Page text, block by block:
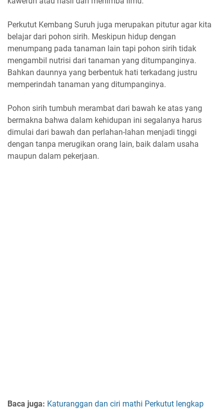
Perkutut Kembang Suruh juga merupakan pitutur agar kita
belajar dari pohon sirih. Meskipun hidup dengan
menumpang pada tanaman lain tapi pohon sirih tidak
mengambil nutrisi dari tanaman yang ditumpanginya.
Bahkan daunnya yang berbentuk hati terkadang justru
memperindah tanaman yang ditumpanginya.
Pohon sirih tumbuh merambat dari bawah ke atas yang
bermakna bahwa dalam kehidupan ini segalanya harus
dimulai dari bawah dan perlahan-lahan menjadi tinggi
dengan tanpa merugikan orang lain, baik dalam usaha
maupun dalam pekerjaan.
Baca juga: Katuranggan dan ciri mathi Perkutut lengkap